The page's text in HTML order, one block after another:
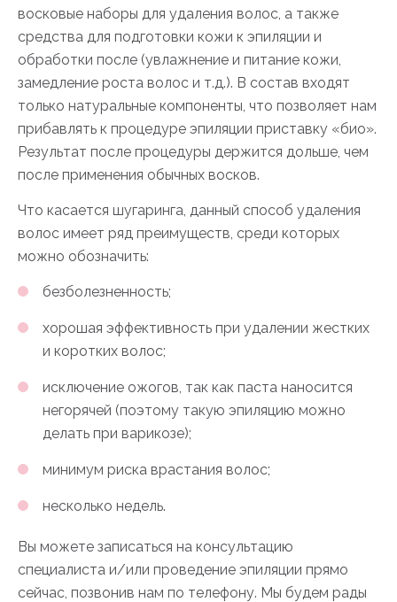
восковые наборы для удаления волос, а также
средства для подготовки кожи к эпиляции и
обработки после (увлажнение и питание кожи,
замедление роста волос и т.д.). В состав входят
только натуральные компоненты, что позволяет нам
прибавлять к процедуре эпиляции приставку «био».
Результат после процедуры держится дольше, чем
после применения обычных восков.
Что касается шугаринга, данный способ удаления
волос имеет ряд преимуществ, среди которых
можно обозначить:
безболезненность;
хорошая эффективность при удалении жестких
и коротких волос;
исключение ожогов, так как паста наносится
негорячей (поэтому такую эпиляцию можно
делать при варикозе);
минимум риска врастания волос;
несколько недель.
Вы можете записаться на консультацию
специалиста и/или проведение эпиляции прямо
сейчас, позвонив нам по телефону. Мы будем рады